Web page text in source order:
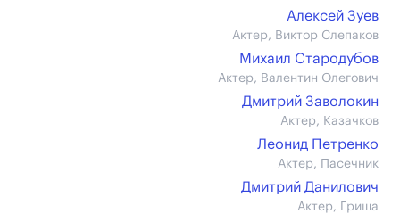
Алексей Зуев
Актер, Виктор Слепаков
Михаил Стародубов
Актер, Валентин Олегович
Дмитрий Заволокин
Актер, Казачков
Леонид Петренко
Актер, Пасечник
Дмитрий Данилович
Актер, Гриша